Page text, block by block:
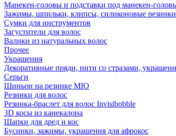
Манекен-головы и подставки под манекен-
Зажимы, шпильки, клипсы, силиконовые резинки
Сумки для инструментов
Загустители для волос
Валики из натуральных волос
Прочее
Украшения
Декоративные пряди, нити со стразами,
Серьги
Шиньон на резинке MIO
Резинки для волос
Резинка-браслет для волос Invisibobble
3D косы из канекалона
Шапки для дред и кос
Бусинки, зажимы, украшения для афрокос